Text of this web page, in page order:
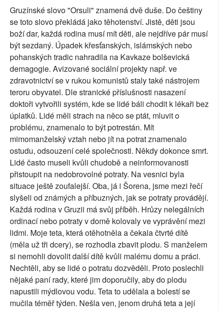
Gruzínské slovo "Orsuli" znamená dvě duše. Do češtiny
se toto slovo překládá jako těhotenství. Jistě, děti jsou
boží dar, každá rodina musí mít děti, ale nejdříve pár musí
být sezdaný. Úpadek křesťanských, islámských nebo
pohanských tradic nahradila na Kavkaze bolševická
demagogie. Avizované sociální projekty např. ve
zdravotnictví se v rukou komunistů staly také nástrojem
teroru obyvatel. Dle stranické příslušnosti nasazení
doktoři vytvořili systém, kde se lidé báli chodit k lékaři bez
úplatků. Lidé měli strach na něco se ptát, mluvit o
problému, znamenalo to být potrestán. Mít
mimomanželský vztah nebo jít na potrat znamenalo
ostudu, odsouzení celé společnosti. Někdy dokonce smrt.
Lidé často museli kvůli chudobě a neinformovanosti
přistoupit na nedobrovolné potraty. Na vesnici byla
situace ještě zoufalejší. Oba, já i Šorena, jsme mezi řečí
slyšeli od známých a příbuzných, jak se potraty provádějí.
Každá rodina v Gruzii má svůj příběh. Hrůzy nelegálních
ordinací nebo potraty v domě kolovaly ve vyprávění mezi
lidmi. Moje teta, která otěhotněla a čekala čtvrté dítě
(měla už tři dcery), se rozhodla zbavit plodu. S manželem
si nemohli dovolit další dítě kvůli malému domu a práci.
Nechtěli, aby se lidé o potratu dozvěděli. Proto poslechli
nějaké paní rady, které jim doporučily, aby do plodu
napustili mýdlovou vodu. Teta to udělala a bolestí se
mučila téměř týden. Nešla ven, jenom druhá teta a její